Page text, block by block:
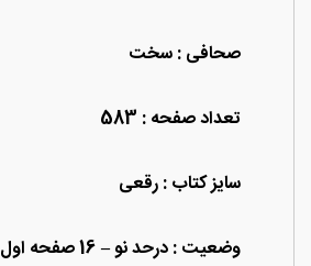
صحافی : سخت
تعداد صفحه : 583
سایز کتاب : رقعی
وضعیت : درحد نو – 16 صفحه اول مشکل چاپی دارد و خوانا نیست